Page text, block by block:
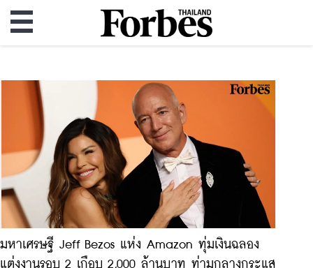
มหาเศรษฐี Jeff Bezos แห่ง Amazon ทุ่มเงินฉลอง
แต่งงานรอบ 2 เกือบ 2,000 ล้านบาท ท่ามกลางกระแส